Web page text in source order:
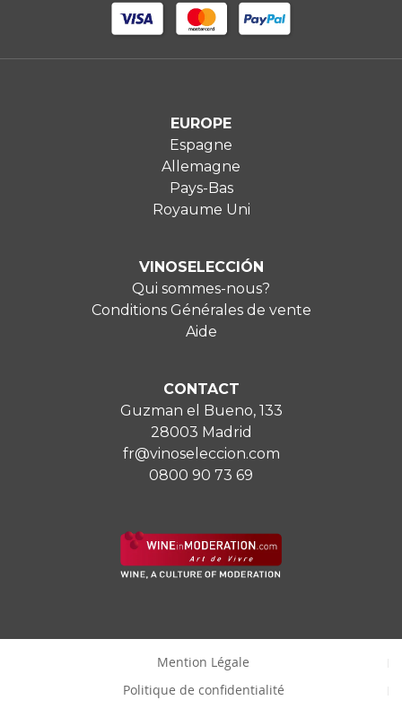
EUROPE
Espagne
Allemagne
Pays-Bas
Royaume Uni
VINOSELECCIÓN
Qui sommes-nous?
Conditions Générales de vente
Aide
CONTACT
Guzman el Bueno, 133
28003 Madrid
fr@vinoseleccion.com
0800 90 73 69
Mention Légale
Politique de confidentialité